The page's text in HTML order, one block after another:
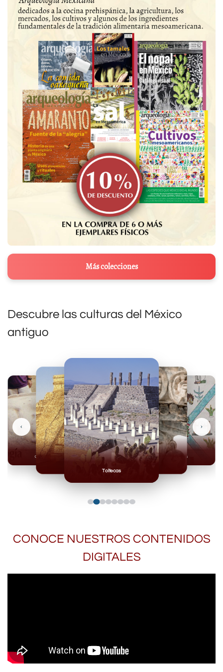
Más colecciones
Descubre las culturas del México
antiguo
Toltecas
Mexicas
Olmecas
‹ ›
CONOCE NUESTROS CONTENIDOS
DIGITALES